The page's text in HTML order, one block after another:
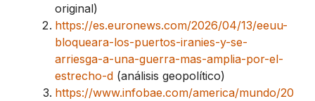
original)
https://es.euronews.com/2026/04/13/eeuu-
bloqueara-los-puertos-iranies-y-se-
arriesga-a-una-guerra-mas-amplia-por-el-
estrecho-d (análisis geopolítico)
https://www.infobae.com/america/mundo/20